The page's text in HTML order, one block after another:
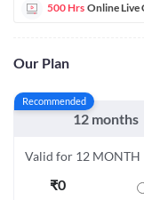
500 Hrs Online Live
Our Plan
Recommended
12 months
Valid for 12 MONTH
₹0